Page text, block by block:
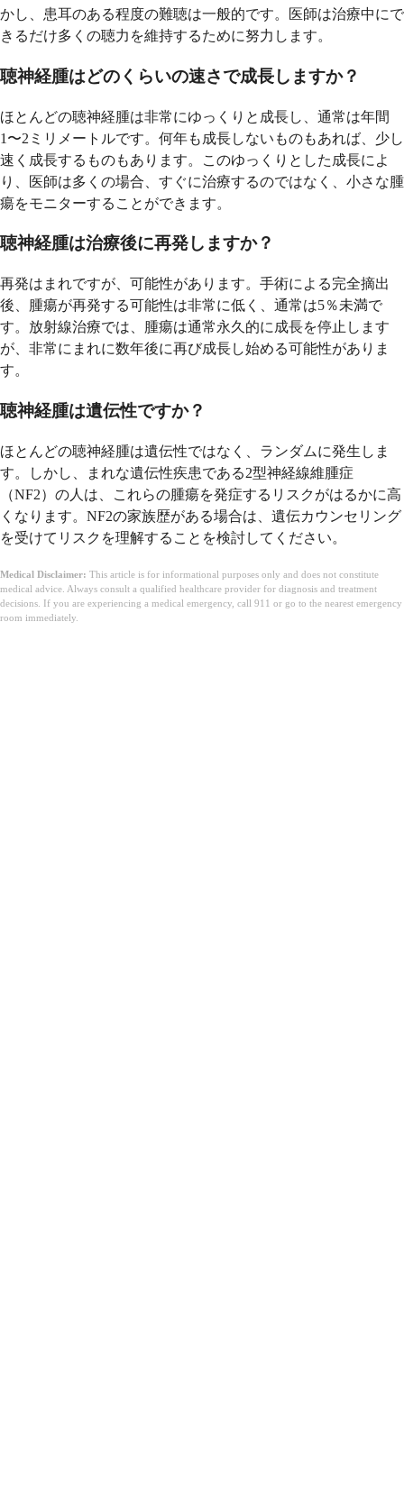
かし、患耳のある程度の難聴は一般的です。医師は治療中にで
きるだけ多くの聴力を維持するために努力します。
聴神経腫はどのくらいの速さで成長しますか？
ほとんどの聴神経腫は非常にゆっくりと成長し、通常は年間
1〜2ミリメートルです。何年も成長しないものもあれば、少し
速く成長するものもあります。このゆっくりとした成長によ
り、医師は多くの場合、すぐに治療するのではなく、小さな腫
瘍をモニターすることができます。
聴神経腫は治療後に再発しますか？
再発はまれですが、可能性があります。手術による完全摘出
後、腫瘍が再発する可能性は非常に低く、通常は5％未満で
す。放射線治療では、腫瘍は通常永久的に成長を停止します
が、非常にまれに数年後に再び成長し始める可能性がありま
す。
聴神経腫は遺伝性ですか？
ほとんどの聴神経腫は遺伝性ではなく、ランダムに発生しま
す。しかし、まれな遺伝性疾患である2型神経線維腫症
（NF2）の人は、これらの腫瘍を発症するリスクがはるかに高
くなります。NF2の家族歴がある場合は、遺伝カウンセリング
を受けてリスクを理解することを検討してください。
Medical Disclaimer: This article is for informational purposes only and does not constitute
medical advice. Always consult a qualified healthcare provider for diagnosis and treatment
decisions. If you are experiencing a medical emergency, call 911 or go to the nearest emergency
room immediately.